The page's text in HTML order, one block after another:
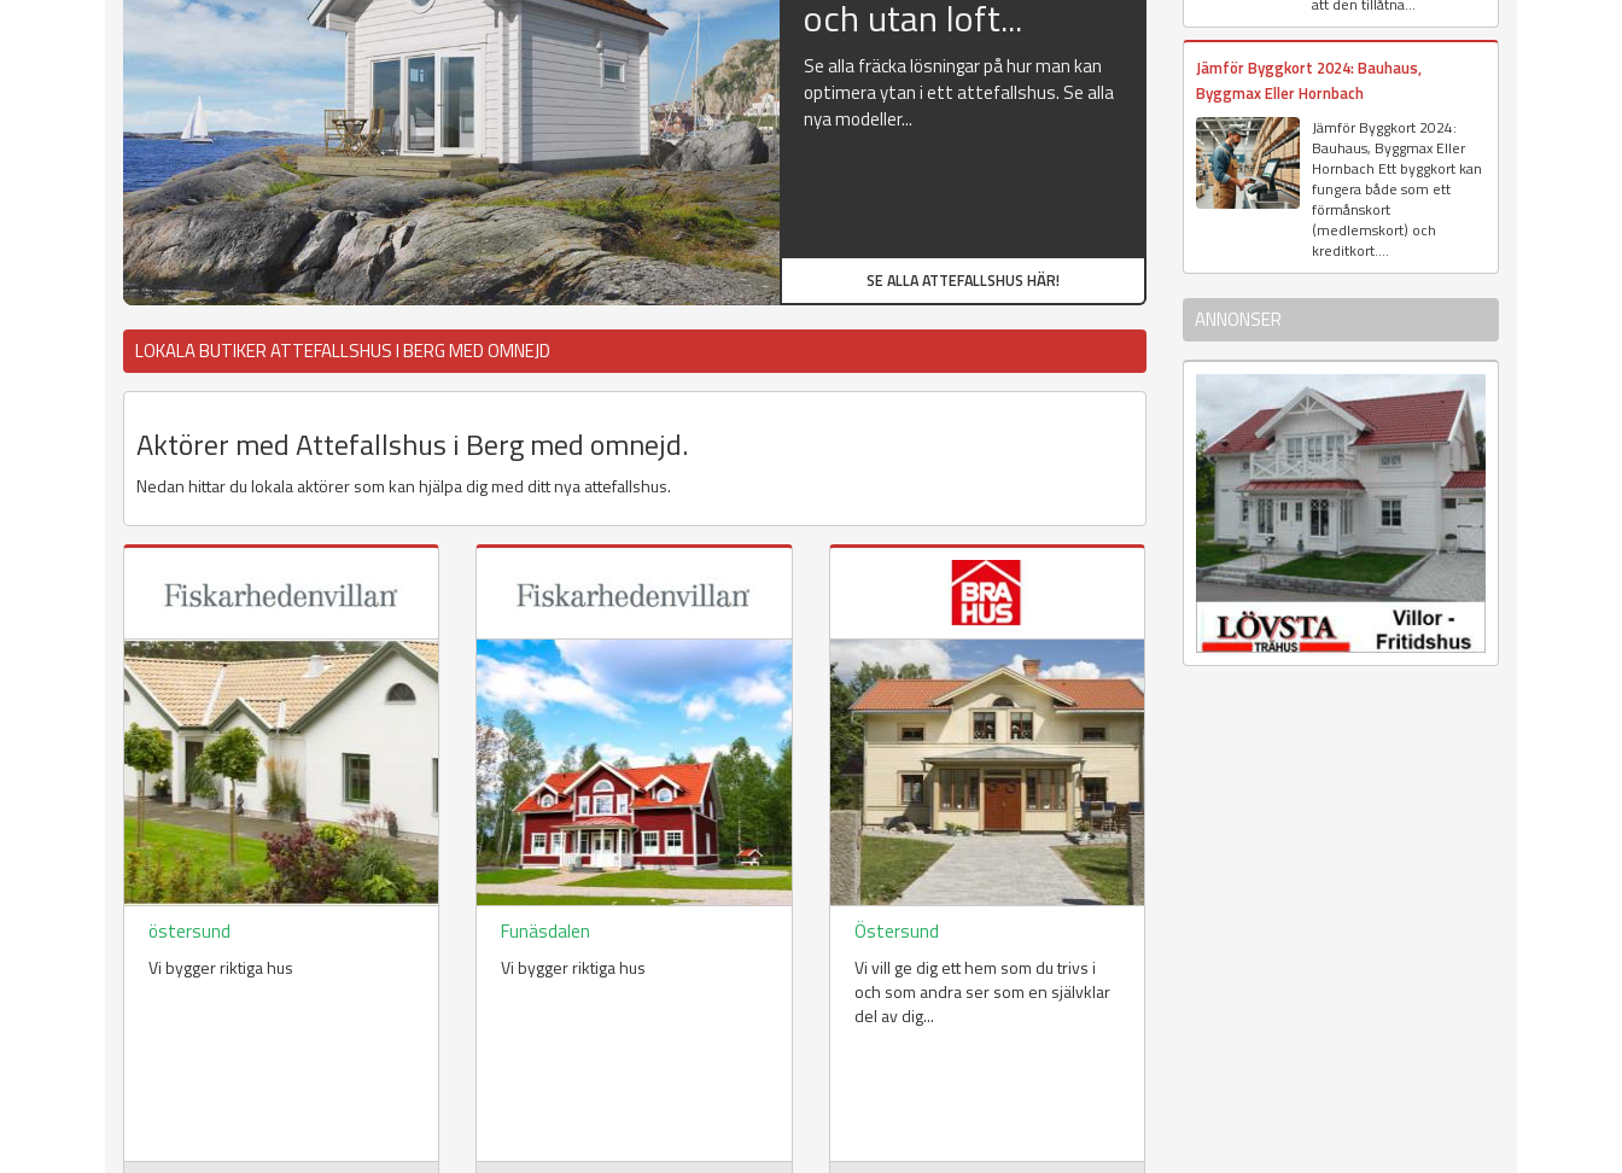
och utan loft...
Se alla fräcka lösningar på hur man kan
optimera ytan i ett attefallshus. Se alla
nya modeller...
SE ALLA ATTEFALLSHUS HÄR!
LOKALA BUTIKER ATTEFALLSHUS I BERG MED OMNEJD
Aktörer med Attefallshus i Berg med omnejd.
Nedan hittar du lokala aktörer som kan hjälpa dig med ditt nya attefallshus.
östersund
Vi bygger riktiga hus
Funäsdalen
Vi bygger riktiga hus
Östersund
Vi vill ge dig ett hem som du trivs i
och som andra ser som en självklar
del av dig...
Jämför Byggkort 2024: Bauhaus,
Byggmax Eller Hornbach
Jämför Byggkort 2024:
Bauhaus, Byggmax Eller
Hornbach Ett byggkort kan
fungera både som ett
förmånskort
(medlemskort) och
kreditkort....
ANNONSER